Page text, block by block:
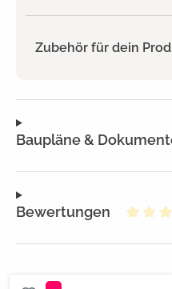
Zubehör für dein
Baupläne &
Bewertungen